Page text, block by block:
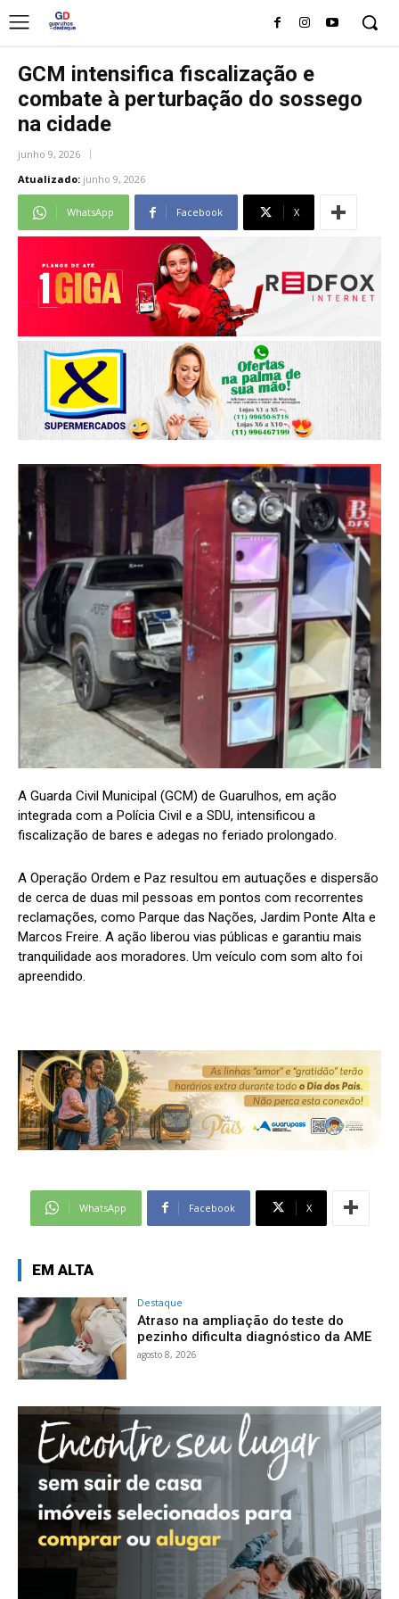
GCM intensifica fiscalização e
combate à perturbação do sossego
na cidade
junho 9, 2026
Atualizado: junho 9, 2026
WhatsApp Facebook X
A Guarda Civil Municipal (GCM) de Guarulhos, em ação
integrada com a Polícia Civil e a SDU, intensificou a
fiscalização de bares e adegas no feriado prolongado.
A Operação Ordem e Paz resultou em autuações e dispersão
de cerca de duas mil pessoas em pontos com recorrentes
reclamações, como Parque das Nações, Jardim Ponte Alta e
Marcos Freire. A ação liberou vias públicas e garantiu mais
tranquilidade aos moradores. Um veículo com som alto foi
apreendido.
WhatsApp Facebook X
EM ALTA
Destaque
Atraso na ampliação do teste do
pezinho dificulta diagnóstico da AME
agosto 8, 2026